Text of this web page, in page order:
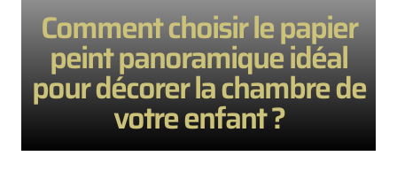
Comment choisir le papier
peint panoramique idéal
pour décorer la chambre de
votre enfant ?